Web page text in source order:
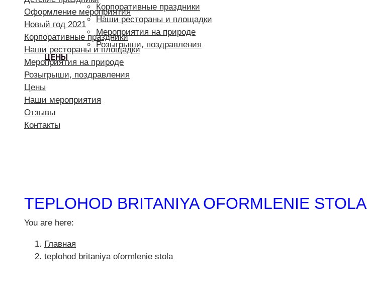
Корпоративные праздники
Наши рестораны и площадки
Мероприятия на природе
Розыгрыши, поздравления
ЦЕНЫ
Оформление мероприятия
Новый год 2021
Корпоративные праздники
Наши рестораны и площадки
Мероприятия на природе
Розыгрыши, поздравления
Цены
Наши мероприятия
Отзывы
Контакты
TEPLOHOD BRITANIYA OFORMLENIE STOLA
You are here:
Главная
teplohod britaniya oformlenie stola